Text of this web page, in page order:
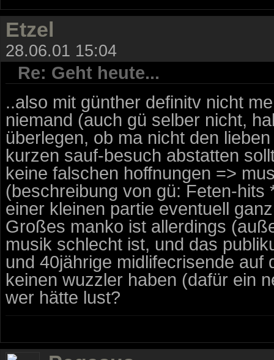
Etzel
28.06.01 15:04
Re: Geht heute...
..also mit günther definitv nicht
niemand (auch gü selber nicht,
überlegen, ob ma nicht den
kurzen sauf-besuch abstatten
keine falschen hoffnungen =>
(beschreibung von gü: Feten-
einer kleinen partie eventuell
Großes manko ist allerdings
musik schlecht ist, und das
und 40jährige midlifecrisende
keinen wuzzler haben (dafür ein
wer hätte lust?